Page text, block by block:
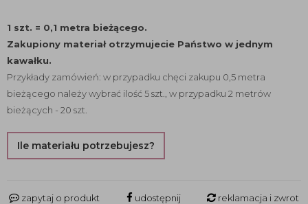
1 szt. = 0,1 metra bieżącego.
Zakupiony materiał otrzymujecie Państwo w jednym
kawałku.
Przykłady zamówień: w przypadku chęci zakupu 0,5 metra
bieżącego należy wybrać ilość 5 szt., w przypadku 2 metrów
bieżących - 20 szt.
Ile materiału potrzebujesz?
zapytaj o produkt udostępnij
reklamacja i zwrot